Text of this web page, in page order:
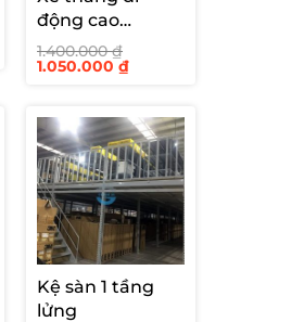
động cao
600mm
1.400.000₫
Giá
1.050.000₫Giá
1.050.000 ₫.
Kệ sàn 1 tầng
lửng